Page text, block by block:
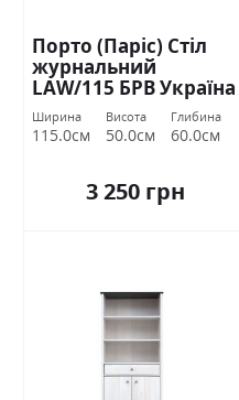
Порто (Паріс) Стіл
журнальний
LAW/115 БРВ Україна
Ширина
115.0см
Висота
50.0см
Глибина
60.0см
3 250 грн